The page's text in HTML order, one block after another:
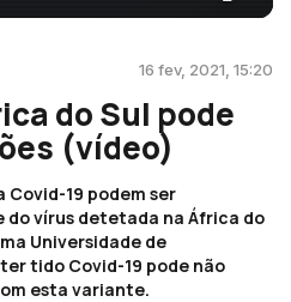
16 fev, 2021, 15:20
do Sul pode
(vídeo)
Covid-19 podem ser
vírus detetada na África do
Universidade de
tido Covid-19 pode não
esta variante.